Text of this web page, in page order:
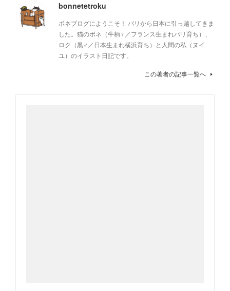
bonnetetroku
ボネブログにようこそ！ パリから日本に引っ越してきま
した。猫のボネ（牛柄♀／フランス生まれパリ育ち）、
ロク（黒♂／日本生まれ横浜育ち）と人間の私（ヌイ
ユ）のイラスト日記です。
この著者の記事一覧へ